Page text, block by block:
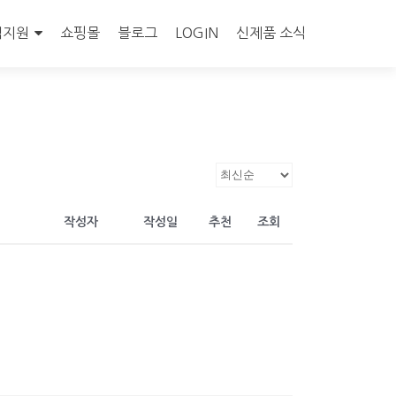
지원 쇼핑몰 블로그 LOGIN 신제품 소식
작성자 작성일 추천 조회